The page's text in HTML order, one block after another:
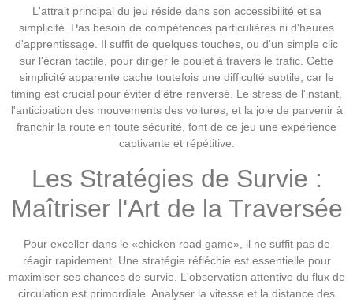
L'attrait principal du jeu réside dans son accessibilité et sa
simplicité. Pas besoin de compétences particulières ni d'heures
d'apprentissage. Il suffit de quelques touches, ou d'un simple clic
sur l'écran tactile, pour diriger le poulet à travers le trafic. Cette
simplicité apparente cache toutefois une difficulté subtile, car le
timing est crucial pour éviter d'être renversé. Le stress de l'instant,
l'anticipation des mouvements des voitures, et la joie de parvenir à
franchir la route en toute sécurité, font de ce jeu une expérience
captivante et répétitive.
Les Stratégies de Survie :
Maîtriser l'Art de la Traversée
Pour exceller dans le «chicken road game», il ne suffit pas de
réagir rapidement. Une stratégie réfléchie est essentielle pour
maximiser ses chances de survie. L'observation attentive du flux de
circulation est primordiale. Analyser la vitesse et la distance des